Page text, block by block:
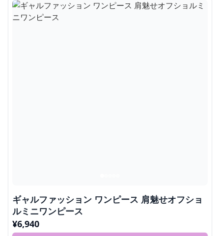
ギャルファッション ワンピース 肩魅せオフショ
ルミニワンピース
¥6,940